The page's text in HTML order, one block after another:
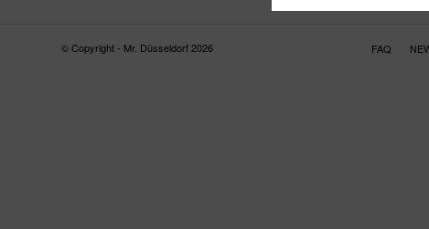
© Copyright - Mr. Düsseldorf 2026 FAQ